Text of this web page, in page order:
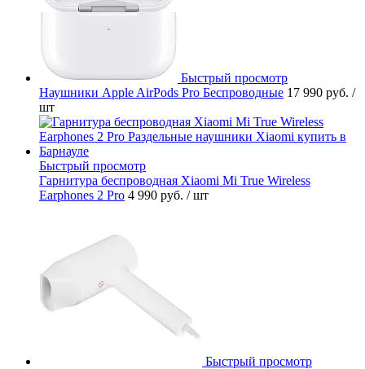
Быстрый просмотр
Наушники Apple AirPods Pro Беспроводные 17 990 руб. /
шт
Быстрый просмотр
Гарнитура беспроводная Xiaomi Mi True Wireless
Earphones 2 Pro 4 990 руб. / шт
Быстрый просмотр